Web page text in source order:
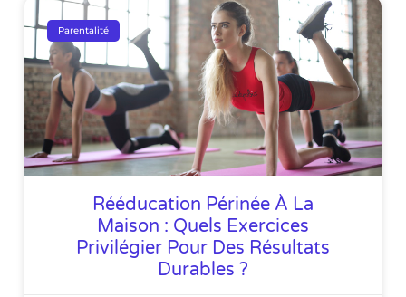
Parentalité
Rééducation Périnée À La
Maison : Quels Exercices
Privilégier Pour Des Résultats
Durables ?